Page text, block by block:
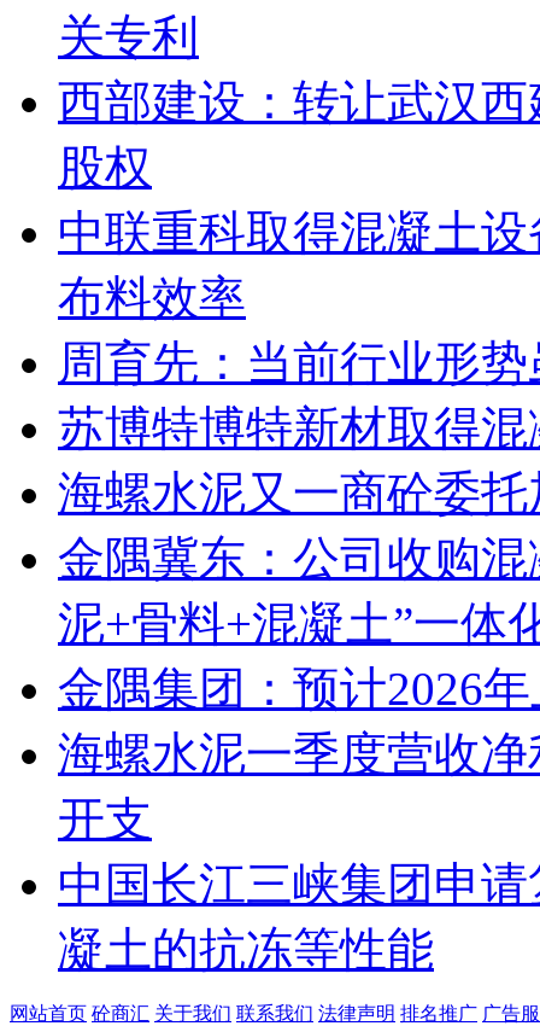
关专利
西部建设：转让武汉
股权
中联重科取得混凝土
布料效率
周育先：当前行业形
苏博特博特新材取得
海螺水泥又一商砼委
金隅冀东：公司收购
泥+骨料+混凝土”一体
金隅集团：预计2026
海螺水泥一季度营收
开支
中国长江三峡集团申
凝土的抗冻等性能
网站首页 砼商汇 关于我们 联系我们 法律声明 排名推广 广告